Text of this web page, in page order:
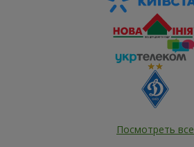
Посмотреть все